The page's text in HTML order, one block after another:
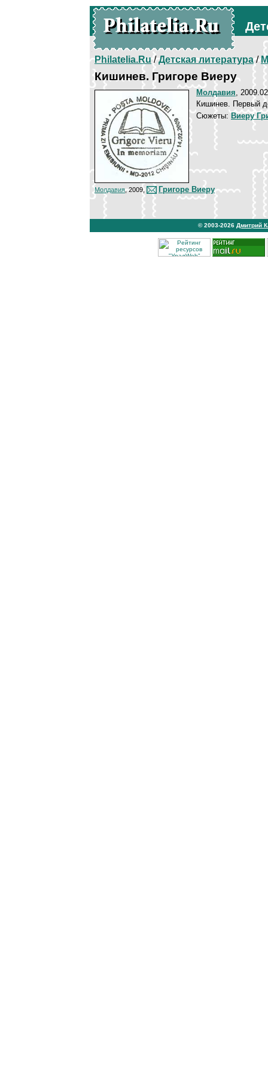
Philatelia.Ru/Детская литература/
Кишинев. Григоре Виеру
Молдавия,
Кишинев. Первый
Сюжеты: Виеру
Молдавия, 2009, Григоре Виеру
© 2003-2026 Дмитрий